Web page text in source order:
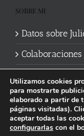
SOBRE MI
Datos sobre
Colaboraciones
Política de cookies |
Utilizamos cookies
para mostrarte
elaborado a partir de
páginas visitadas).
aceptar todas las
configurarlas con el